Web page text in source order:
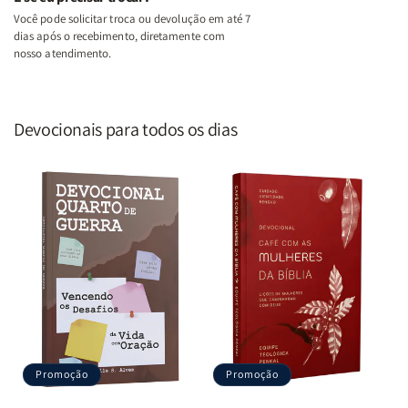
Você pode solicitar troca ou devolução em até 7
dias após o recebimento, diretamente com
nosso atendimento.
Devocionais para todos os dias
Promoção Promoção